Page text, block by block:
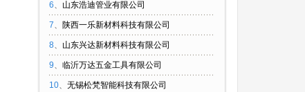
6、 山东浩迪管业有限公司
7、 陕西一乐新材料科技有限公司
8、 山东兴达新材料科技有限公司
9、 临沂万达五金工具有限公司
10、 无锡松梵智能科技有限公司